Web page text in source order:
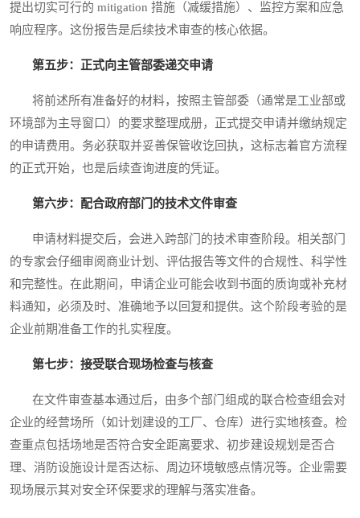
提出切实可行的 mitigation 措施（减缓措施）、监控方案和应急
响应程序。这份报告是后续技术审查的核心依据。
第五步：正式向主管部委递交申请
将前述所有准备好的材料，按照主管部委（通常是工业部或
环境部为主导窗口）的要求整理成册，正式提交申请并缴纳规定
的申请费用。务必获取并妥善保管收讫回执，这标志着官方流程
的正式开始，也是后续查询进度的凭证。
第六步：配合政府部门的技术文件审查
申请材料提交后，会进入跨部门的技术审查阶段。相关部门
的专家会仔细审阅商业计划、评估报告等文件的合规性、科学性
和完整性。在此期间，申请企业可能会收到书面的质询或补充材
料通知，必须及时、准确地予以回复和提供。这个阶段考验的是
企业前期准备工作的扎实程度。
第七步：接受联合现场检查与核查
在文件审查基本通过后，由多个部门组成的联合检查组会对
企业的经营场所（如计划建设的工厂、仓库）进行实地核查。检
查重点包括场地是否符合安全距离要求、初步建设规划是否合
理、消防设施设计是否达标、周边环境敏感点情况等。企业需要
现场展示其对安全环保要求的理解与落实准备。